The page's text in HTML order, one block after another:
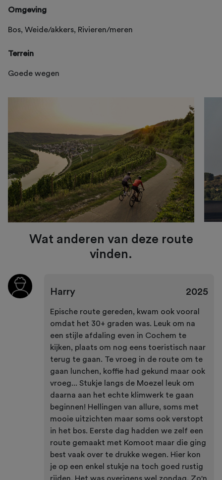
Omgeving
Bos, Weide/akkers, Rivieren/meren
Terrein
Goede wegen
Wat anderen van deze route
vinden.
Harry 2025
Epische route gereden, kwam ook vooral
omdat het 30+ graden was. Leuk om na
een stijle afdaling even in Cochem te
kijken, plaats om nog eens toeristisch naar
terug te gaan. Te vroeg in de route om te
gaan lunchen, koffie had gekund maar ook
vroeg... Stukje langs de Moezel leuk om
daarna aan het echte klimwerk te gaan
beginnen! Hellingen van allure, soms met
mooie uitzichten maar soms ook verstopt
in het bos. Eerste dag hadden we zelf een
route gemaakt met Komoot maar die ging
best vaak over te drukke wegen. Hier kon
je op een enkel stukje na toch goed rustig